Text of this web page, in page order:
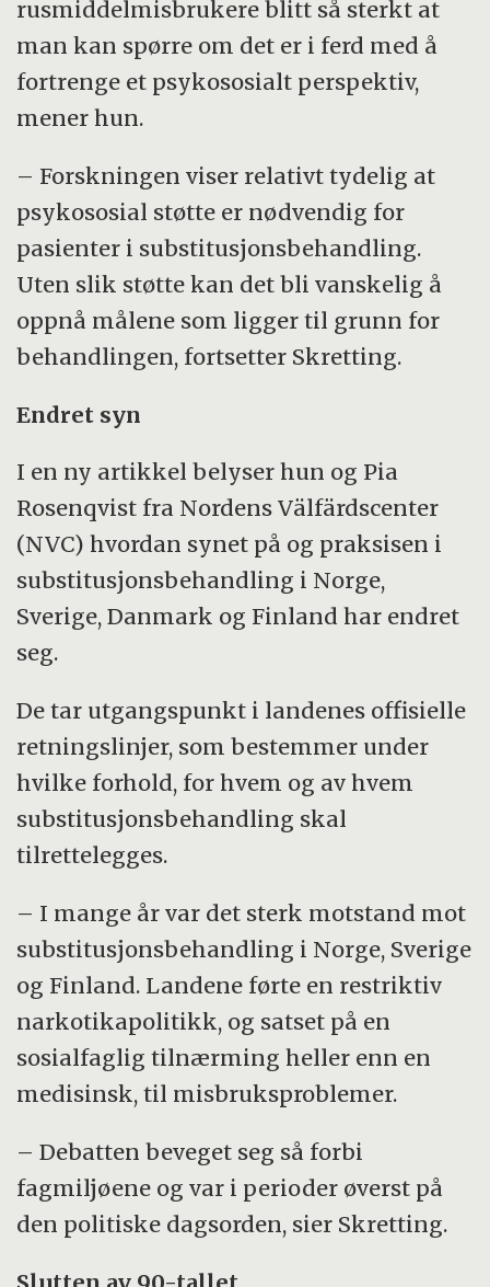
rusmiddelmisbrukere blitt så sterkt at
man kan spørre om det er i ferd med å
fortrenge et psykososialt perspektiv,
mener hun.
– Forskningen viser relativt tydelig at
psykososial støtte er nødvendig for
pasienter i substitusjonsbehandling.
Uten slik støtte kan det bli vanskelig å
oppnå målene som ligger til grunn for
behandlingen, fortsetter Skretting.
Endret syn
I en ny artikkel belyser hun og Pia
Rosenqvist fra Nordens Välfärdscenter
(NVC) hvordan synet på og praksisen i
substitusjonsbehandling i Norge,
Sverige, Danmark og Finland har endret
seg.
De tar utgangspunkt i landenes offisielle
retningslinjer, som bestemmer under
hvilke forhold, for hvem og av hvem
substitusjonsbehandling skal
tilrettelegges.
– I mange år var det sterk motstand mot
substitusjonsbehandling i Norge, Sverige
og Finland. Landene førte en restriktiv
narkotikapolitikk, og satset på en
sosialfaglig tilnærming heller enn en
medisinsk, til misbruksproblemer.
– Debatten beveget seg så forbi
fagmiljøene og var i perioder øverst på
den politiske dagsorden, sier Skretting.